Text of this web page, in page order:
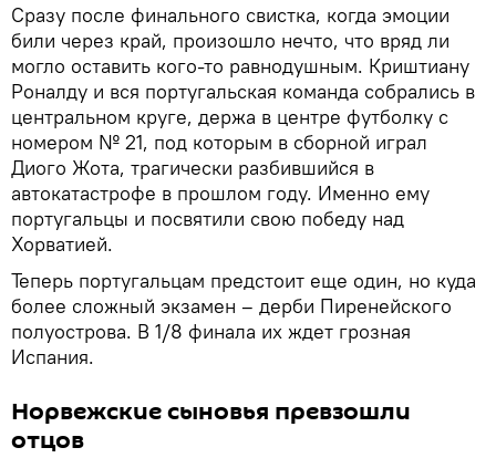
Сразу после финального свистка, когда эмоции
били через край, произошло нечто, что вряд ли
могло оставить кого-то равнодушным. Криштиану
Роналду и вся португальская команда собрались в
центральном круге, держа в центре футболку с
номером № 21, под которым в сборной играл
Диого Жота, трагически разбившийся в
автокатастрофе в прошлом году. Именно ему
португальцы и посвятили свою победу над
Хорватией.
Теперь португальцам предстоит еще один, но куда
более сложный экзамен – дерби Пиренейского
полуострова. В 1/8 финала их ждет грозная
Испания.
Норвежские сыновья превзошли
отцов